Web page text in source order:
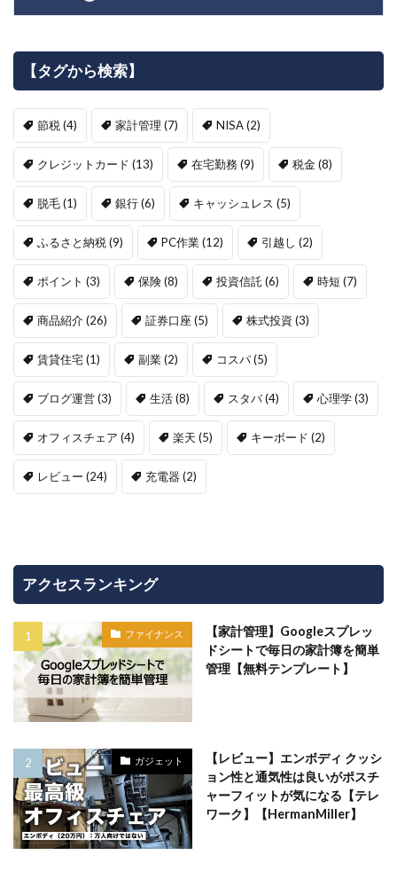
【タグから検索】
節税 (4) 家計管理 (7) NISA(2)
クレジットカード (13) 在宅勤務(9) 税金(8)
脱毛(1) 銀行(6) キャッシュレス (5)
ふるさと納税 (9) PC作業(12) 引越し (2)
ポイント (3) 保険(8) 投資信託 (6) 時短 (7)
商品紹介(26) 証券口座(5) 株式投資 (3)
賃貸住宅(1) 副業(2) コスパ(5)
ブログ運営(3) 生活(8) スタバ(4) 心理学(3)
オフィスチェア (4) 楽天 (5) キーボード (2)
レビュー (24) 充電器 (2)
アクセスランキング
ファイナンス
【家計管理】Googleスプレッ
ドシートで毎日の家計簿を簡単
管理【無料テンプレート】
ガジェット
【レビュー】エンボディ クッシ
ョン性と通気性は良いがポスチ
ャーフィットが気になる【テレ
ワーク】【HermanMiller】